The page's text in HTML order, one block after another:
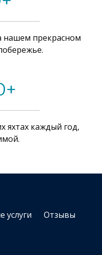
нашем прекрасном
яхтах каждый год,
услуги
Отзывы